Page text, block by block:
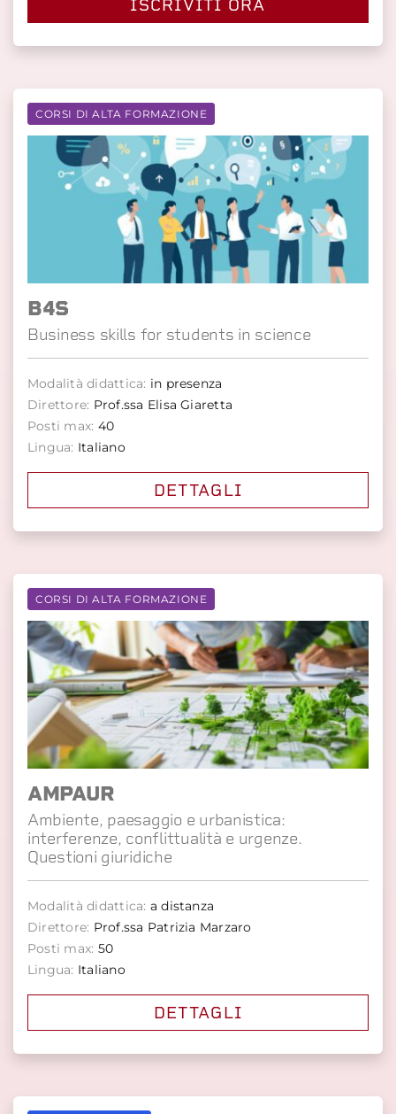
ISCRIVITI ORA
CORSI DI ALTA FORMAZIONE
B4S
Business skills for students in science
Modalità didattica: in presenza
Direttore: Prof.ssa Elisa Giaretta
Posti max: 40
Lingua: Italiano
DETTAGLI
CORSI DI ALTA FORMAZIONE
AMPAUR
Ambiente, paesaggio e urbanistica:
interferenze, conflittualità e urgenze.
Questioni giuridiche
Modalità didattica: a distanza
Direttore: Prof.ssa Patrizia Marzaro
Posti max: 50
Lingua: Italiano
DETTAGLI